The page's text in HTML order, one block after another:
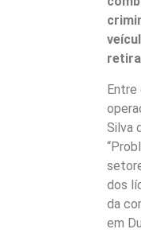
Entre
Silva
dos
da
em